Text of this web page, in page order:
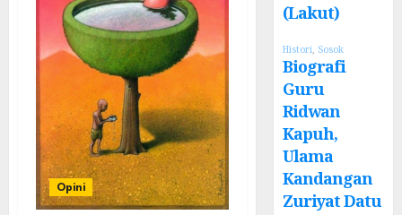
Opini
(Lakut)
Histori, Sosok
Biografi
Guru
Ridwan
Kapuh,
Ulama
Kandangan
Zuriyat Datu